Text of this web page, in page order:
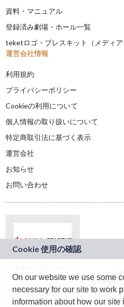
On our website we use some
necessary for our site to work
information about how our site
資料・マニュアル
登録済み劇場・ホール一覧
teketロゴ・プレスキット（メディア
運営会社情報
利用規約
プライバシーポリシー
Cookieの利用について
個人情報の取り扱いについて
特定商取引法に基づく表示
運営会社
お知らせ
お問い合わせ
ドコモグループの新
規事業創出プログラ
ム「docomo
STARTUP」を通じて